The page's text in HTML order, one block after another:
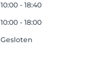
10:00 - 18:40
10:00 - 18:00
Gesloten